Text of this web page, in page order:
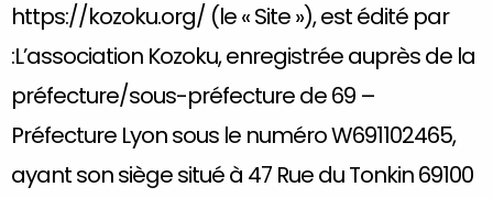
https://kozoku.org/ (le « Site »), est édité par
:L’association Kozoku, enregistrée auprès de la
préfecture/sous-préfecture de 69 –
Préfecture Lyon sous le numéro W691102465,
ayant son siège situé à 47 Rue du Tonkin 69100